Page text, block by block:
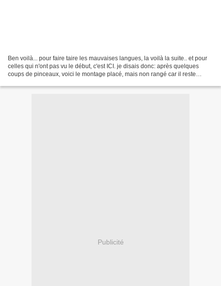
Ben voilà... pour faire taire les mauvaises langues, la voilà la suite.. et pour
celles qui n'ont pas vu le début, c'est ICI. je disais donc: après quelques
coups de pinceaux, voici le montage placé, mais non rangé car il reste
Publicité